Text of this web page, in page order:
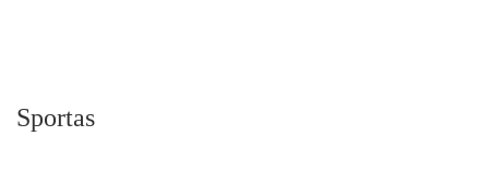
Sportas